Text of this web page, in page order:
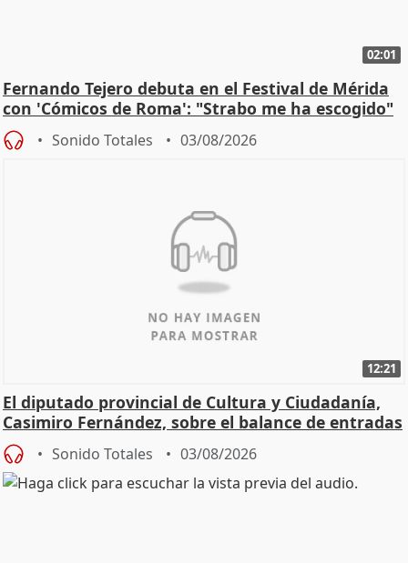
02:01
Fernando Tejero debuta en el Festival de Mérida
con 'Cómicos de Roma': "Strabo me ha escogido"
Sonido Totales 03/08/2026
12:21
El diputado provincial de Cultura y Ciudadanía,
Casimiro Fernández, sobre el balance de entradas
Sonido Totales 03/08/2026